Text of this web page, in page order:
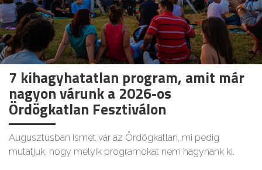
7 kihagyhatatlan program, amit már
nagyon várunk a 2026-os
Ördögkatlan Fesztiválon
Augusztusban ismét vár az Ördögkatlan, mi pedig
mutatjuk, hogy melyik programokat nem hagynánk ki.